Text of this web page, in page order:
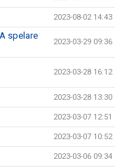
2023-08-02 14:43
spelare
2023-03-29 09:36
2023-03-28 16:12
2023-03-28 13:30
2023-03-07 12:51
2023-03-07 10:52
2023-03-06 09:34